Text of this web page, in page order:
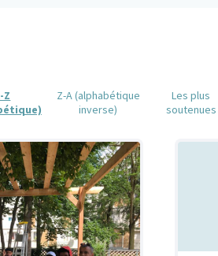
Z
Z-A (alphabétique
inverse)
Les plus
soutenues